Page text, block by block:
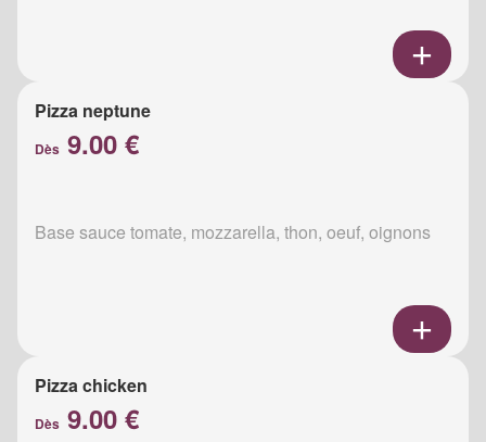
Pizza neptune
Dès 9.00 €
Base sauce tomate, mozzarella, thon, oeuf, oignons
Pizza chicken
Dès 9.00 €